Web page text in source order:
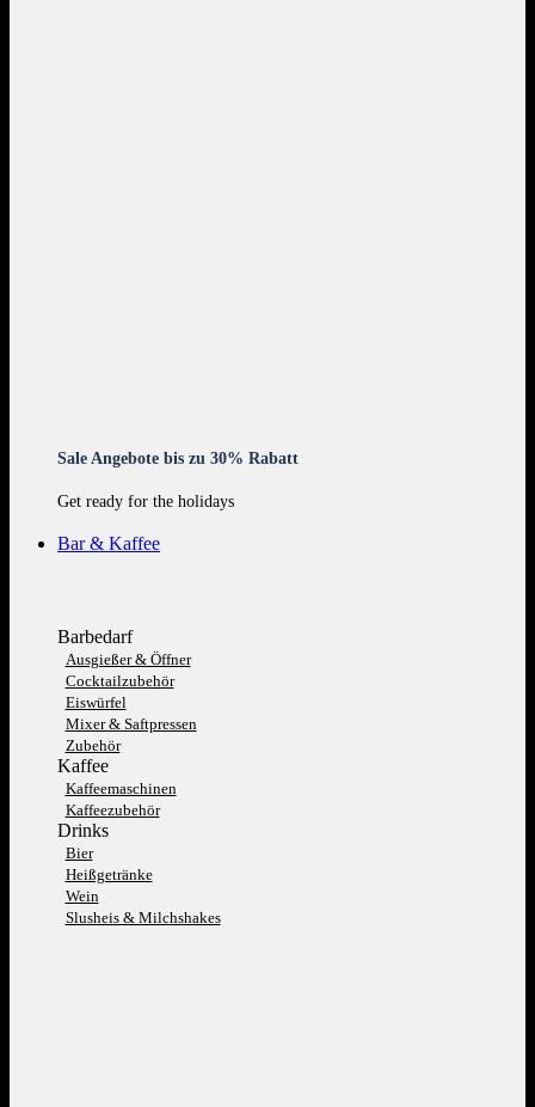
Sale Angebote bis zu 30% Rabatt
Get ready for the holidays
Bar & Kaffee
Barbedarf
Ausgießer & Öffner
Cocktailzubehör
Eiswürfel
Mixer & Saftpressen
Zubehör
Kaffee
Kaffeemaschinen
Kaffeezubehör
Drinks
Bier
Heißgetränke
Wein
Slusheis & Milchshakes